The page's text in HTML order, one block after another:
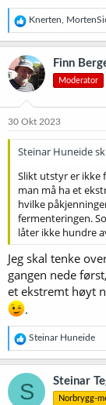
R
e
a
k
s
j
o
e
Knerten
Finn
Moderator
30 Okt 2023
Steinar Huneide
Slikt utstyr er ikke
man må ha et
hvilke
fermenteringen.
låter ikke hundre
Jeg skal tenke
gangen nede
et ekstremt høyt
.
R
e
a
k
s
j
Steinar Huneide
S Steinar
Norbrygg-